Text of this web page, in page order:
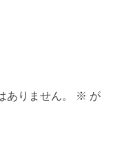
ありません。 ※ が